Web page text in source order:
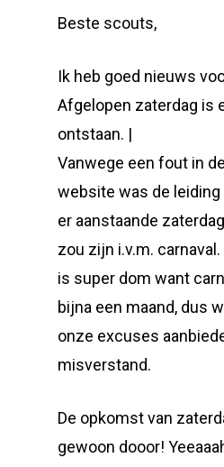
Beste scouts,
Ik heb goed nieuws
Afgelopen zaterdag is
ontstaan. |
Vanwege een fout in
website was de
er aanstaande
zou zijn i.v.m. carnaval.
is super dom want
bijna een maand, dus
onze excuses
misverstand.
De opkomst van
gewoon dooor!